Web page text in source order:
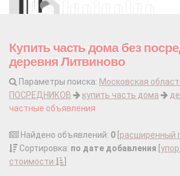
Купить часть дома без
деревня Литвиново
Параметры поиска: Московская
ПОСРЕДНИКОВ
купить часть дома
частные объявления
Найдено объявлений: 0 расширенный
Сортировка: по дате добавления
стоимости